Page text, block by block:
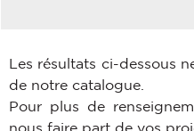
Les résultats ci-dessous
de notre catalogue.
Pour plus de
nous faire part de vos